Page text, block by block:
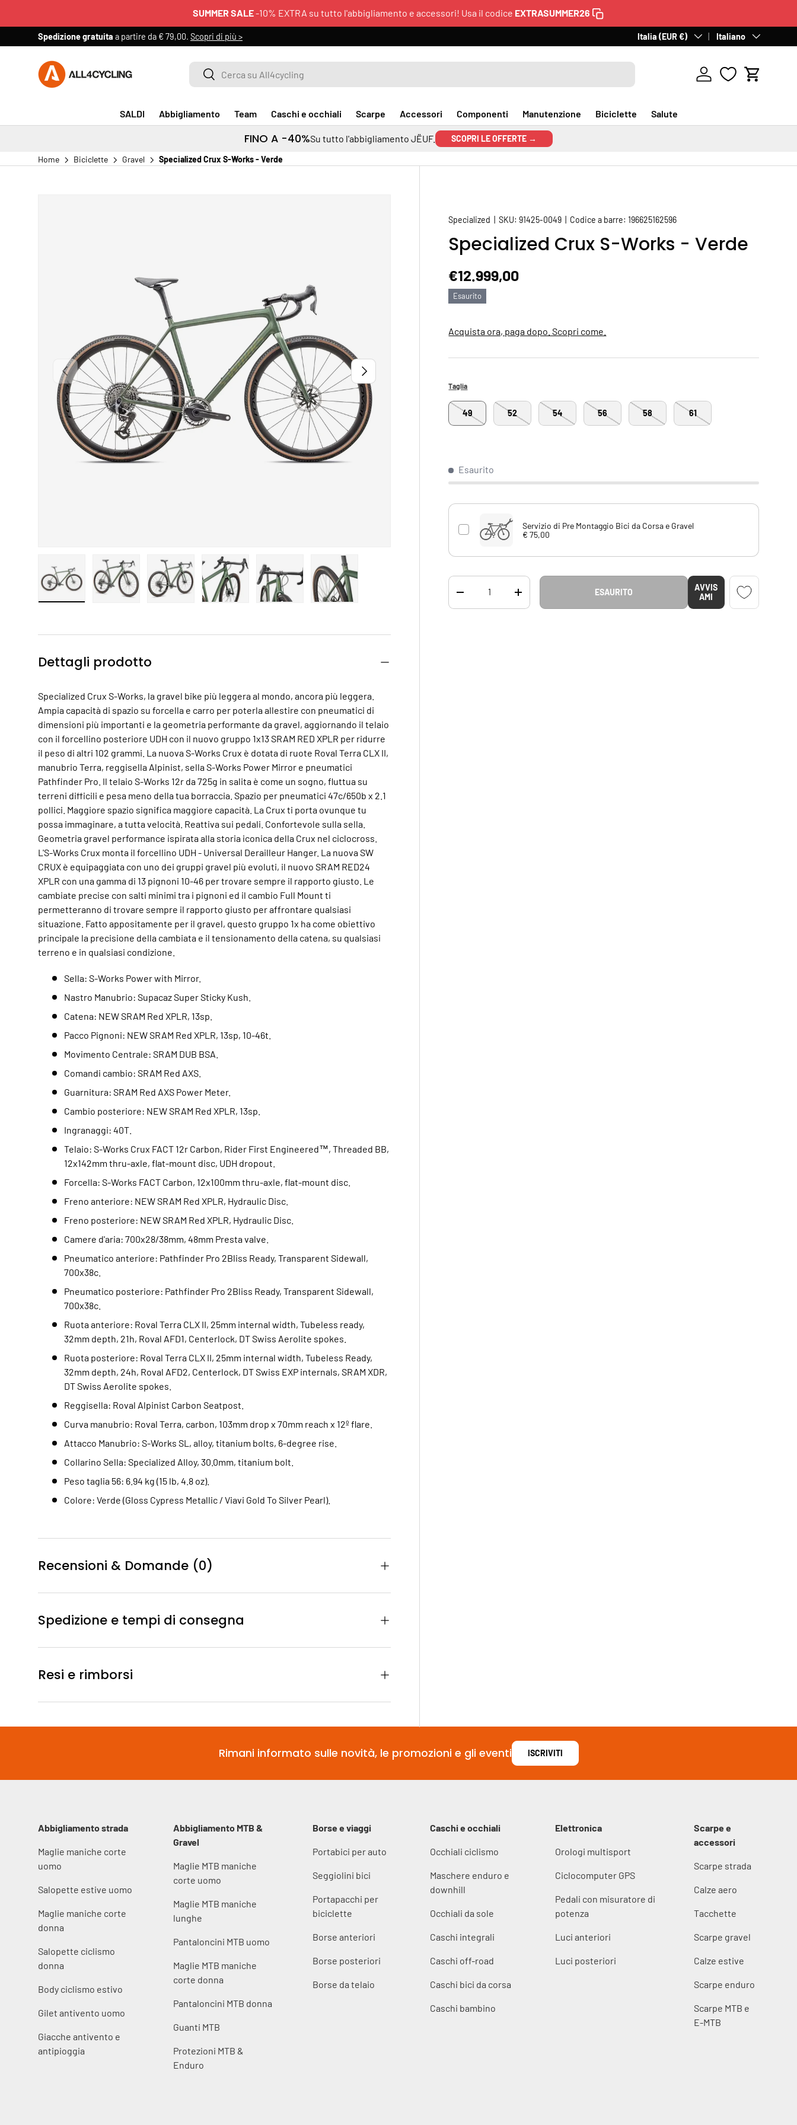
SUMMER SALE-10% EXTRA su tutto l'abbigliamento e accessori! Usa il codice EXTRASUMMER26
Spedizione gratuita a partire da € 79,00. Scopri di più > 60 giorni per il reso . Gratuito in Italia.
Paese/Regione
Italia (EUR €) LinguaItaliano
Cerca su All4cycling
Cerca
Accedi Carrello
SALDI Abbigliamento Team Caschi e occhiali Scarpe Accessori Componenti Manutenzione Biciclette Salute
FINO A -40%Su tutto l'abbigliamento JËUF. SCOPRI LE OFFERTE →
Home Biciclette Gravel Specialized Crux S-Works - Verde
INDIETRO AVANTI
Carica immagine 5 nella visualizzazione galleria
Carica immagine 6 nella visualizzazione galleria
Specialized |SKU: 91425-0049 Codice a barre: 196625162596
Specialized Crux S-Works - Verde
Prezzo normale
€12.999,00
Esaurito
Acquista ora, paga dopo. Scopri come.
Taglia
49 52 54 56 58 61
Esaurito
Servizio di Pre Montaggio Bici da Corsa e Gravel
€ 75,00
Q.tà
DIMINUIRE LA QUANTITÀAUMENTA LA QUANTITÀESAURITO
AVVIS
AMI
Dettagli prodotto
Specialized Crux S-Works, la gravel bike più leggera al mondo, ancora più leggera.
Ampia capacità di spazio su forcella e carro per poterla allestire con pneumatici di
dimensioni più importanti e la geometria performante da gravel, aggiornando il telaio
con il forcellino posteriore UDH con il nuovo gruppo 1x13 SRAM RED XPLR per ridurre
il peso di altri 102 grammi. La nuova S-Works Crux è dotata di ruote Roval Terra CLX II,
manubrio Terra, reggisella Alpinist, sella S-Works Power Mirror e pneumatici
Pathfinder Pro. Il telaio S-Works 12r da 725g in salita è come un sogno, fluttua su
terreni difficili e pesa meno della tua borraccia. Spazio per pneumatici 47c/650b x 2.1
pollici. Maggiore spazio significa maggiore capacità. La Crux ti porta ovunque tu
possa immaginare, a tutta velocità. Reattiva sui pedali. Confortevole sulla sella.
Geometria gravel performance ispirata alla storia iconica della Crux nel ciclocross.
L'S-Works Crux monta il forcellino UDH - Universal Derailleur Hanger. La nuova SW
CRUX è equipaggiata con uno dei gruppi gravel più evoluti, il nuovo SRAM RED24
XPLR con una gamma di 13 pignoni 10-46 per trovare sempre il rapporto giusto. Le
cambiate precise con salti minimi tra i pignoni ed il cambio Full Mount ti
permetteranno di trovare sempre il rapporto giusto per affrontare qualsiasi
situazione. Fatto appositamente per il gravel, questo gruppo 1x ha come obiettivo
principale la precisione della cambiata e il tensionamento della catena, su qualsiasi
terreno e in qualsiasi condizione.
Sella: S-Works Power with Mirror.
Nastro Manubrio: Supacaz Super Sticky Kush.
Catena: NEW SRAM Red XPLR, 13sp.
Pacco Pignoni: NEW SRAM Red XPLR, 13sp, 10-46t.
Movimento Centrale: SRAM DUB BSA.
Comandi cambio: SRAM Red AXS.
Guarnitura: SRAM Red AXS Power Meter.
Cambio posteriore: NEW SRAM Red XPLR, 13sp.
Ingranaggi: 40T.
Telaio: S-Works Crux FACT 12r Carbon, Rider First Engineered™, Threaded BB,
12x142mm thru-axle, flat-mount disc, UDH dropout.
Forcella: S-Works FACT Carbon, 12x100mm thru-axle, flat-mount disc.
Freno anteriore: NEW SRAM Red XPLR, Hydraulic Disc.
Freno posteriore: NEW SRAM Red XPLR, Hydraulic Disc.
Camere d'aria: 700x28/38mm, 48mm Presta valve.
Pneumatico anteriore: Pathfinder Pro 2Bliss Ready, Transparent Sidewall,
700x38c.
Pneumatico posteriore: Pathfinder Pro 2Bliss Ready, Transparent Sidewall,
700x38c.
Ruota anteriore: Roval Terra CLX II, 25mm internal width, Tubeless ready,
32mm depth, 21h, Roval AFD1, Centerlock, DT Swiss Aerolite spokes.
Ruota posteriore: Roval Terra CLX II, 25mm internal width, Tubeless Ready,
32mm depth, 24h, Roval AFD2, Centerlock, DT Swiss EXP internals, SRAM XDR,
DT Swiss Aerolite spokes.
Reggisella: Roval Alpinist Carbon Seatpost.
Curva manubrio: Roval Terra, carbon, 103mm drop x 70mm reach x 12º flare.
Attacco Manubrio: S-Works SL, alloy, titanium bolts, 6-degree rise.
Collarino Sella: Specialized Alloy, 30.0mm, titanium bolt.
Peso taglia 56: 6.94 kg (15 lb, 4.8 oz).
Colore: Verde (Gloss Cypress Metallic / Viavi Gold To Silver Pearl).
Recensioni & Domande (0)
Spedizione e tempi di consegna
Resi e rimborsi
Rimani informato sulle novità, le promozioni e gli eventi ISCRIVITI
Abbigliamento strada
Maglie maniche corte
uomo
Salopette estive uomo
Maglie maniche corte
donna
Salopette ciclismo
donna
Body ciclismo estivo
Gilet antivento uomo
Giacche antivento e
antipioggia
Abbigliamento MTB &
Gravel
Maglie MTB maniche
corte uomo
Maglie MTB maniche
lunghe
Pantaloncini MTB uomo
Maglie MTB maniche
corte donna
Pantaloncini MTB donna
Guanti MTB
Protezioni MTB &
Enduro
Borse e viaggi
Portabici per auto
Seggiolini bici
Portapacchi per
biciclette
Borse anteriori
Borse posteriori
Borse da telaio
Caschi e occhiali
Occhiali ciclismo
Maschere enduro e
downhill
Occhiali da sole
Caschi integrali
Caschi off-road
Caschi bici da corsa
Caschi bambino
Elettronica
Orologi multisport
Ciclocomputer GPS
Pedali con misuratore di
potenza
Luci anteriori
Luci posteriori
Scarpe e
accessori
Scarpe strada
Calze aero
Tacchette
Scarpe gravel
Calze estive
Scarpe enduro
Scarpe MTB e
E-MTB